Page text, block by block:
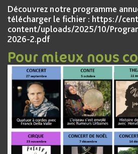
Découvrez notre programme
télécharger le fichier : https://
content/uploads/2025/10/
2026-2.pdf
Pour mieux nous